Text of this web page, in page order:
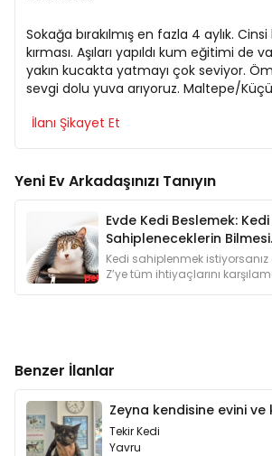
Sokağa bırakılmış en fazla 4 aylık.
kırması. Aşıları yapıldı kum eğitimi de
yakın kucakta yatmayı çok seviyor.
sevgi dolu yuva arıyoruz. Maltepe/
İlanı Şikayet Et
Yeni Ev Arkadaşınızı Tanıyın
Evde Kedi Beslemek: Kedi
Sahipleneceklerin Bilmesi
Gerekenler
Kedi sahiplenmek istiyorsanız
Z’ye tüm ihtiyaçlarını
Benzer İlanlar
Tekir Kedi
Yavru